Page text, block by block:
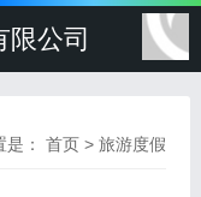
公司
是：首页 >旅游度假